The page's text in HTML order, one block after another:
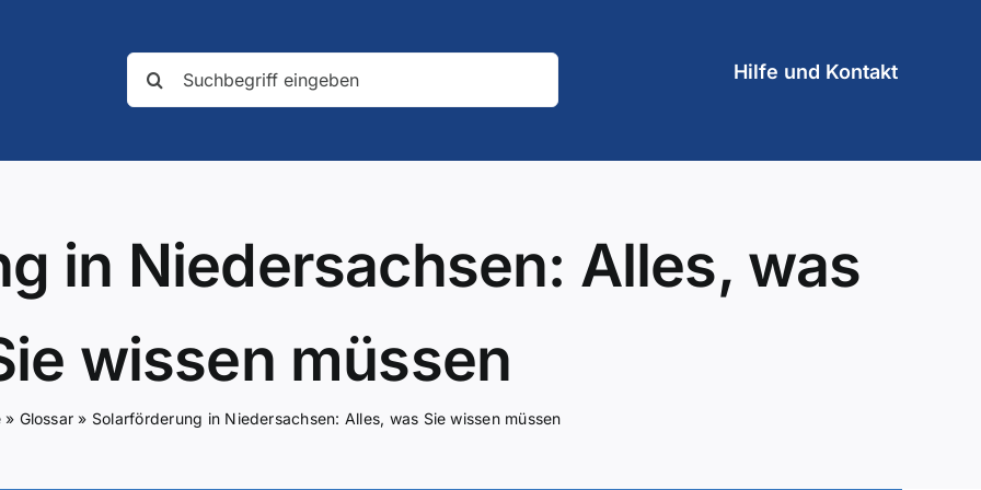
Suche
nach:
Hilfe und Kontakt
in Niedersachsen: Alles, was
wissen müssen
» Glossar » Solarförderung in Niedersachsen: Alles, was Sie wissen müssen